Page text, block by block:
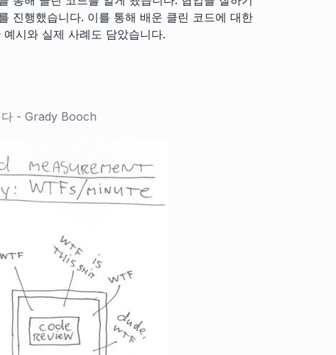
진행했습니다. 이를 통해 배운 클린 코드에 대한
시와 실제 사례도 담았습니다.
다 - Grady Booch